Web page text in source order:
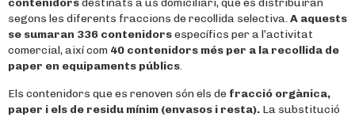
segons les diferents fraccions de recollida selectiva.A aquests
se sumaran 336 contenidorsespecífics per a l’activitat
comercial, així com 40 contenidors més per a la recollida de
paper en equipaments públics.
Els contenidors que es renoven són els de fracció orgànica,
paper i els de residu mínim (envasos i resta). La substitució